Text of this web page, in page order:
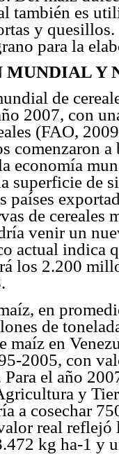
también es
y quesillos.
para la
MUNDIAL Y
de
2007, con
(FAO,
comenzaron
economía
superficie de
países
de
venir un
actual indica
los 2.200
en
de
maíz en
2005, con
Para el año
y
a cosechar
real reflejó
kg ha-1 y